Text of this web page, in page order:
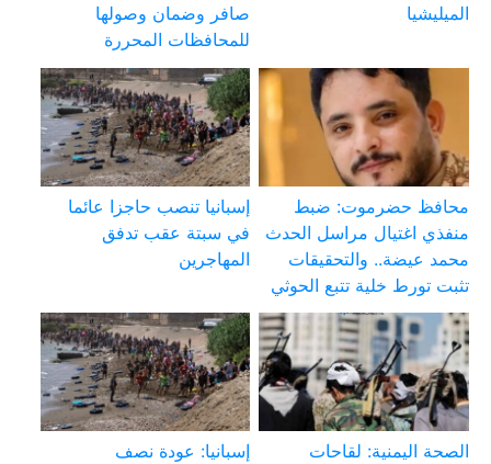
الميليشيا
صافر وضمان وصولها
للمحافظات المحررة
محافظ حضرموت: ضبط
منفذي اغتيال مراسل الحدث
محمد عيضة.. والتحقيقات
تثبت تورط خلية تتبع الحوثي
إسبانيا تنصب حاجزا عائما
في سبتة عقب تدفق
المهاجرين
الصحة اليمنية: لقاحات
إسبانيا: عودة نصف